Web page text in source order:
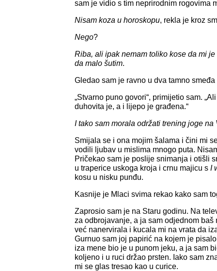
sam je vidio s tim neprirodnim rogovima
Nisam koza u horoskopu, rekla je kroz
Nego?
Riba, ali ipak nemam toliko kose da mi
da malo šutim.
Gledao sam je ravno u dva tamno smeđa
„Stvarno puno govori“, primijetio sam.
duhovita je, a i lijepo je građena.“
I tako sam morala održati trening joge na
Smijala se i ona mojim šalama i čini mi
vodili ljubav u mislima mnogo puta.
Pričekao sam je poslije snimanja i otišli
u traperice uskoga kroja i crnu majicu s I
kosu u nisku punđu.
Kasnije je Mlaci svima rekao kako sam
Zaprosio sam je na Staru godinu. Na
za odbrojavanje, a ja sam odjednom baš
već nanervirala i kucala mi na vrata da
Gurnuo sam joj papirić na kojem je pisalo
iza mene bio je u punom jeku, a ja sam
koljeno i u ruci držao prsten. Iako sam
mi se glas tresao kao u curice.